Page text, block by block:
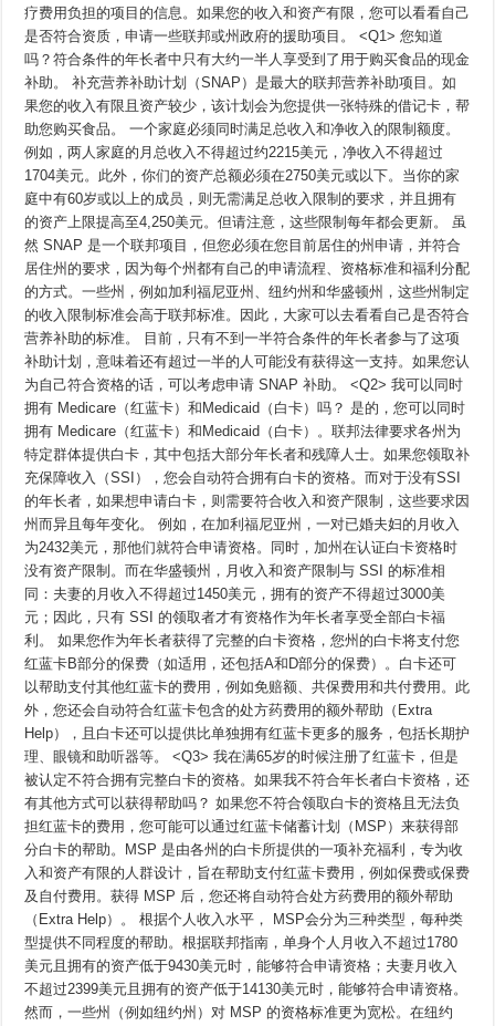
疗费用负担的项目的信息。如果您的收入和资产有限，您可以看看自己
是否符合资质，申请一些联邦或州政府的援助项目。 <Q1> 您知道
吗？符合条件的年长者中只有大约一半人享受到了用于购买食品的现金
补助。 补充营养补助计划（SNAP）是最大的联邦营养补助项目。如
果您的收入有限且资产较少，该计划会为您提供一张特殊的借记卡，帮
助您购买食品。 一个家庭必须同时满足总收入和净收入的限制额度。
例如，两人家庭的月总收入不得超过约2215美元，净收入不得超过
1704美元。此外，你们的资产总额必须在2750美元或以下。当你的家
庭中有60岁或以上的成员，则无需满足总收入限制的要求，并且拥有
的资产上限提高至4,250美元。但请注意，这些限制每年都会更新。 虽
然 SNAP 是一个联邦项目，但您必须在您目前居住的州申请，并符合
居住州的要求，因为每个州都有自己的申请流程、资格标准和福利分配
的方式。一些州，例如加利福尼亚州、纽约州和华盛顿州，这些州制定
的收入限制标准会高于联邦标准。因此，大家可以去看看自己是否符合
营养补助的标准。 目前，只有不到一半符合条件的年长者参与了这项
补助计划，意味着还有超过一半的人可能没有获得这一支持。如果您认
为自己符合资格的话，可以考虑申请 SNAP 补助。 <Q2> 我可以同时
拥有 Medicare（红蓝卡）和Medicaid（白卡）吗？ 是的，您可以同时
拥有 Medicare（红蓝卡）和Medicaid（白卡）。联邦法律要求各州为
特定群体提供白卡，其中包括大部分年长者和残障人士。如果您领取补
充保障收入（SSI），您会自动符合拥有白卡的资格。而对于没有SSI
的年长者，如果想申请白卡，则需要符合收入和资产限制，这些要求因
州而异且每年变化。 例如，在加利福尼亚州，一对已婚夫妇的月收入
为2432美元，那他们就符合申请资格。同时，加州在认证白卡资格时
没有资产限制。而在华盛顿州，月收入和资产限制与 SSI 的标准相
同：夫妻的月收入不得超过1450美元，拥有的资产不得超过3000美
元；因此，只有 SSI 的领取者才有资格作为年长者享受全部白卡福
利。 如果您作为年长者获得了完整的白卡资格，您州的白卡将支付您
红蓝卡B部分的保费（如适用，还包括A和D部分的保费）。白卡还可
以帮助支付其他红蓝卡的费用，例如免赔额、共保费用和共付费用。此
外，您还会自动符合红蓝卡包含的处方药费用的额外帮助（Extra
Help），且白卡还可以提供比单独拥有红蓝卡更多的服务，包括长期护
理、眼镜和助听器等。 <Q3> 我在满65岁的时候注册了红蓝卡，但是
被认定不符合拥有完整白卡的资格。如果我不符合年长者白卡资格，还
有其他方式可以获得帮助吗？ 如果您不符合领取白卡的资格且无法负
担红蓝卡的费用，您可能可以通过红蓝卡储蓄计划（MSP）来获得部
分白卡的帮助。MSP 是由各州的白卡所提供的一项补充福利，专为收
入和资产有限的人群设计，旨在帮助支付红蓝卡费用，例如保费或保费
及自付费用。获得 MSP 后，您还将自动符合处方药费用的额外帮助
（Extra Help）。 根据个人收入水平， MSP会分为三种类型，每种类
型提供不同程度的帮助。根据联邦指南，单身个人月收入不超过1780
美元且拥有的资产低于9430美元时，能够符合申请资格；夫妻月收入
不超过2399美元且拥有的资产低于14130美元时，能够符合申请资格。
然而，一些州（例如纽约州）对 MSP 的资格标准更为宽松。在纽约